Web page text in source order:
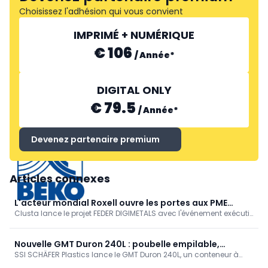
Choisissez l'adhésion qui vous convient
IMPRIMÉ + NUMÉRIQUE
€ 106 /Année*
DIGITAL ONLY
€ 79.5 /Année*
Devenez partenaire premium
Articles connexes
L'acteur mondial Roxell ouvre les portes aux PME
flamandes du secteur métallurgique
Clusta lance le projet FEDER DIGIMETALS avec l'événement exécutif
numériques. Destiné aux PME du secteur de la métallurgie ;
gratuit, inscription jusqu'au 16 juin via digimetals.org.
Nouvelle GMT Duron 240L : poubelle empilable,
robuste et durable
SSI SCHÄFER Plastics lance le GMT Duron 240L, un conteneur à